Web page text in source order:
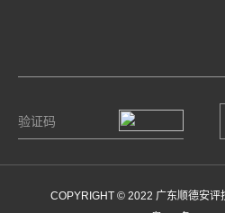
COPYRIGHT © 2022 广东顺德安评